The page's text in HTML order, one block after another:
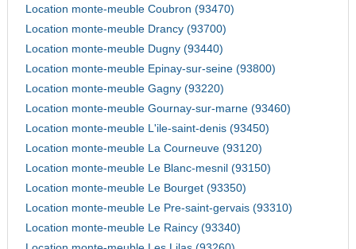
Location monte-meuble Coubron (93470)
Location monte-meuble Drancy (93700)
Location monte-meuble Dugny (93440)
Location monte-meuble Epinay-sur-seine (93800)
Location monte-meuble Gagny (93220)
Location monte-meuble Gournay-sur-marne (93460)
Location monte-meuble L'ile-saint-denis (93450)
Location monte-meuble La Courneuve (93120)
Location monte-meuble Le Blanc-mesnil (93150)
Location monte-meuble Le Bourget (93350)
Location monte-meuble Le Pre-saint-gervais (93310)
Location monte-meuble Le Raincy (93340)